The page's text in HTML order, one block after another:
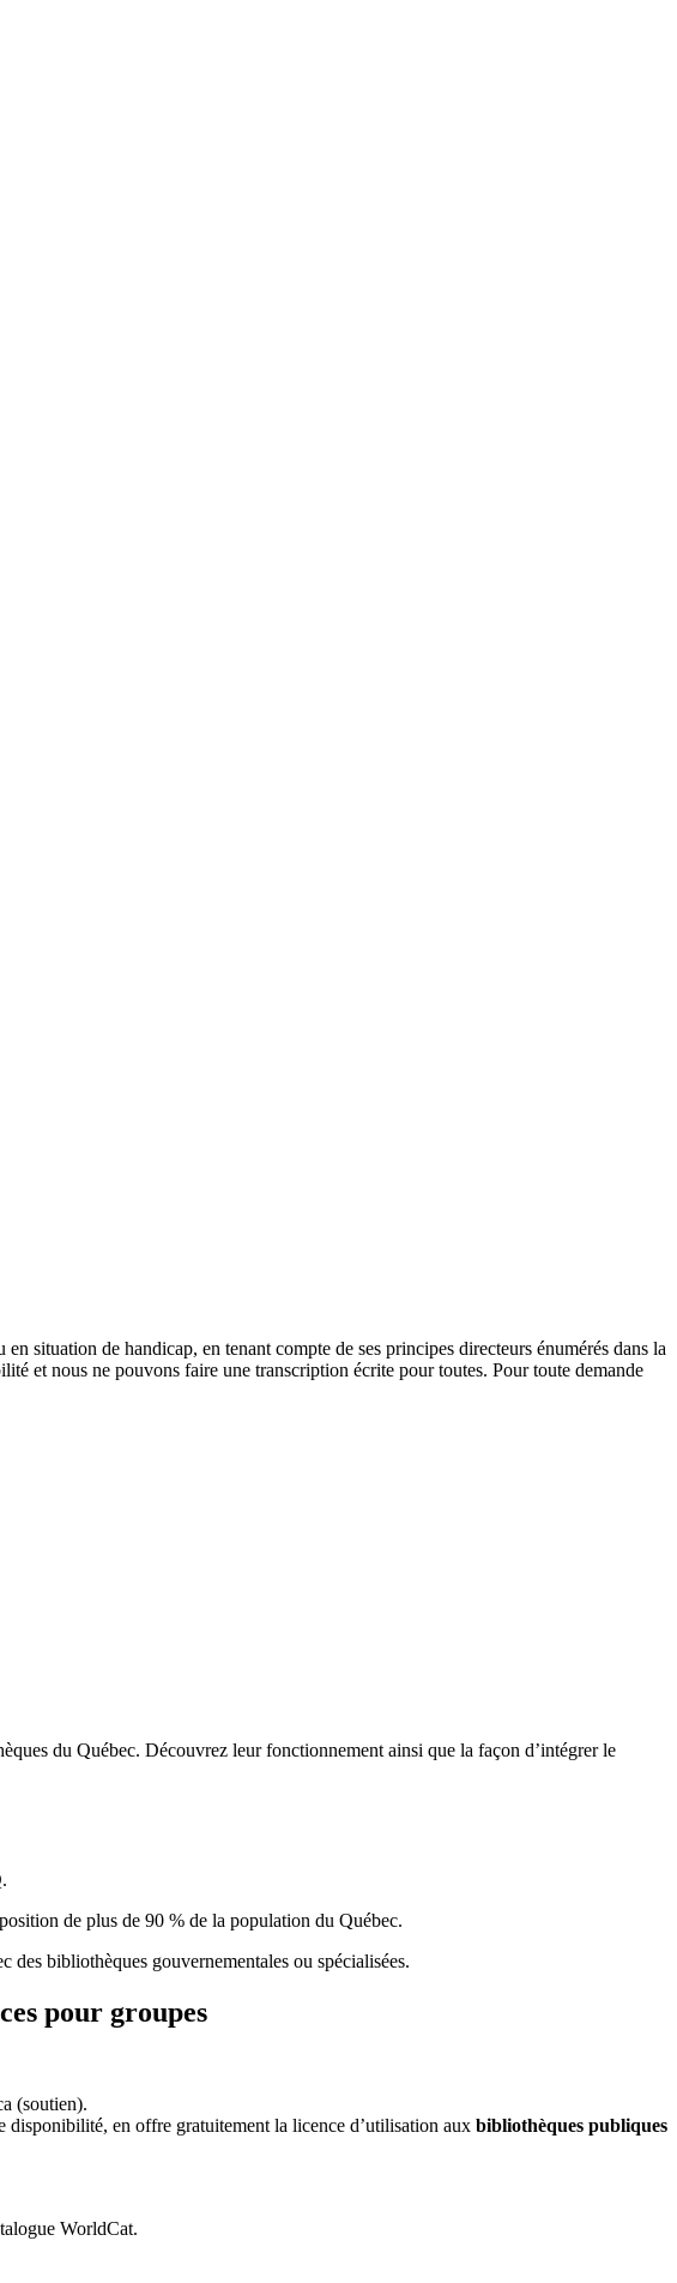
situation de handicap, en tenant compte de ses principes directeurs énumérés dans la
et nous ne pouvons faire une transcription écrite pour toutes. Pour toute demande
du Québec. Découvrez leur fonctionnement ainsi que la façon d’intégrer le
de plus de 90 % de la population du Québec.
des bibliothèques gouvernementales ou spécialisées.
pour groupes
(soutien).
disponibilité, en offre gratuitement la licence d’utilisation aux bibliothèques publiques
WorldCat.